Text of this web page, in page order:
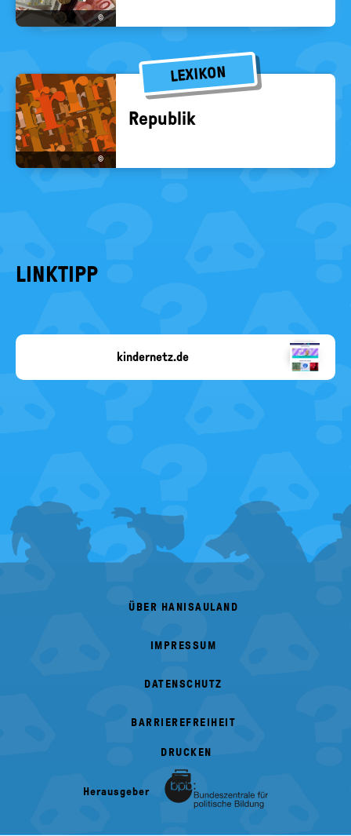
©
LEXIKON
©
Re­pu­blik
LINKTIPP
kindernetz.de
FOOTER
MENU
ÜBER HANISAULAND
IMPRESSUM
DATENSCHUTZ
BARRIEREFREIHEIT
DRUCKEN
Herausgeber